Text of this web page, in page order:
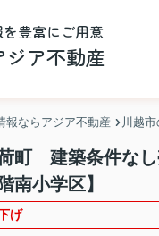
豊富にご用意
ア不動産
報ならアジア不動産 川越
町 建築条件な
小学区】
げ